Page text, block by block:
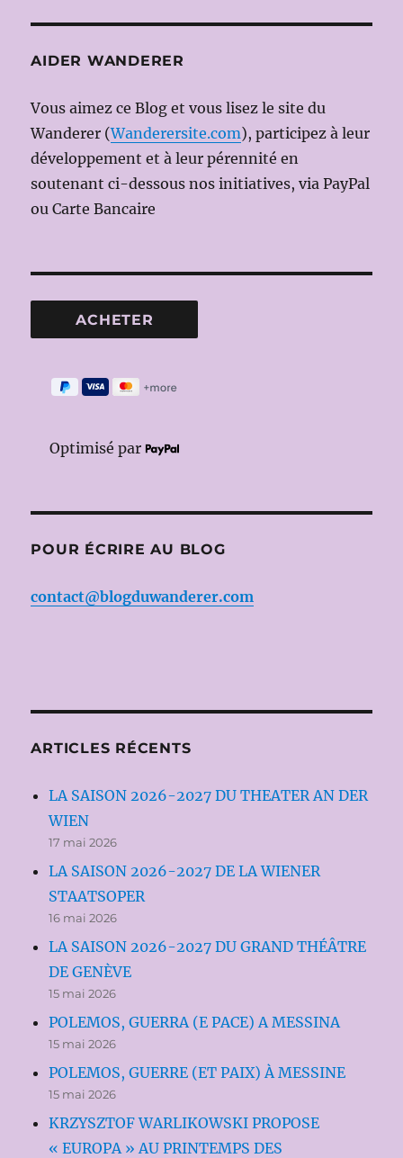
AIDER WANDERER
Vous aimez ce Blog et vous lisez le site du
Wanderer (Wanderersite.com), participez à leur
développement et à leur pérennité en
soutenant ci-dessous nos initiatives, via PayPal
ou Carte Bancaire
Optimisé par
POUR ÉCRIRE AU BLOG
contact@blogduwanderer.com
ARTICLES RÉCENTS
LA SAISON 2026-2027 DU THEATER AN DER
WIEN
17 mai 2026
LA SAISON 2026-2027 DE LA WIENER
STAATSOPER
16 mai 2026
LA SAISON 2026-2027 DU GRAND THÉÂTRE
DE GENÈVE
15 mai 2026
POLEMOS, GUERRA (E PACE) A MESSINA
15 mai 2026
POLEMOS, GUERRE (ET PAIX) À MESSINE
15 mai 2026
KRZYSZTOF WARLIKOWSKI PROPOSE
« EUROPA » AU PRINTEMPS DES